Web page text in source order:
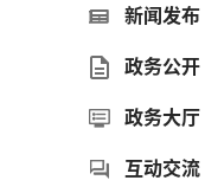
新闻发布
政务公开
政务大厅
互动交流